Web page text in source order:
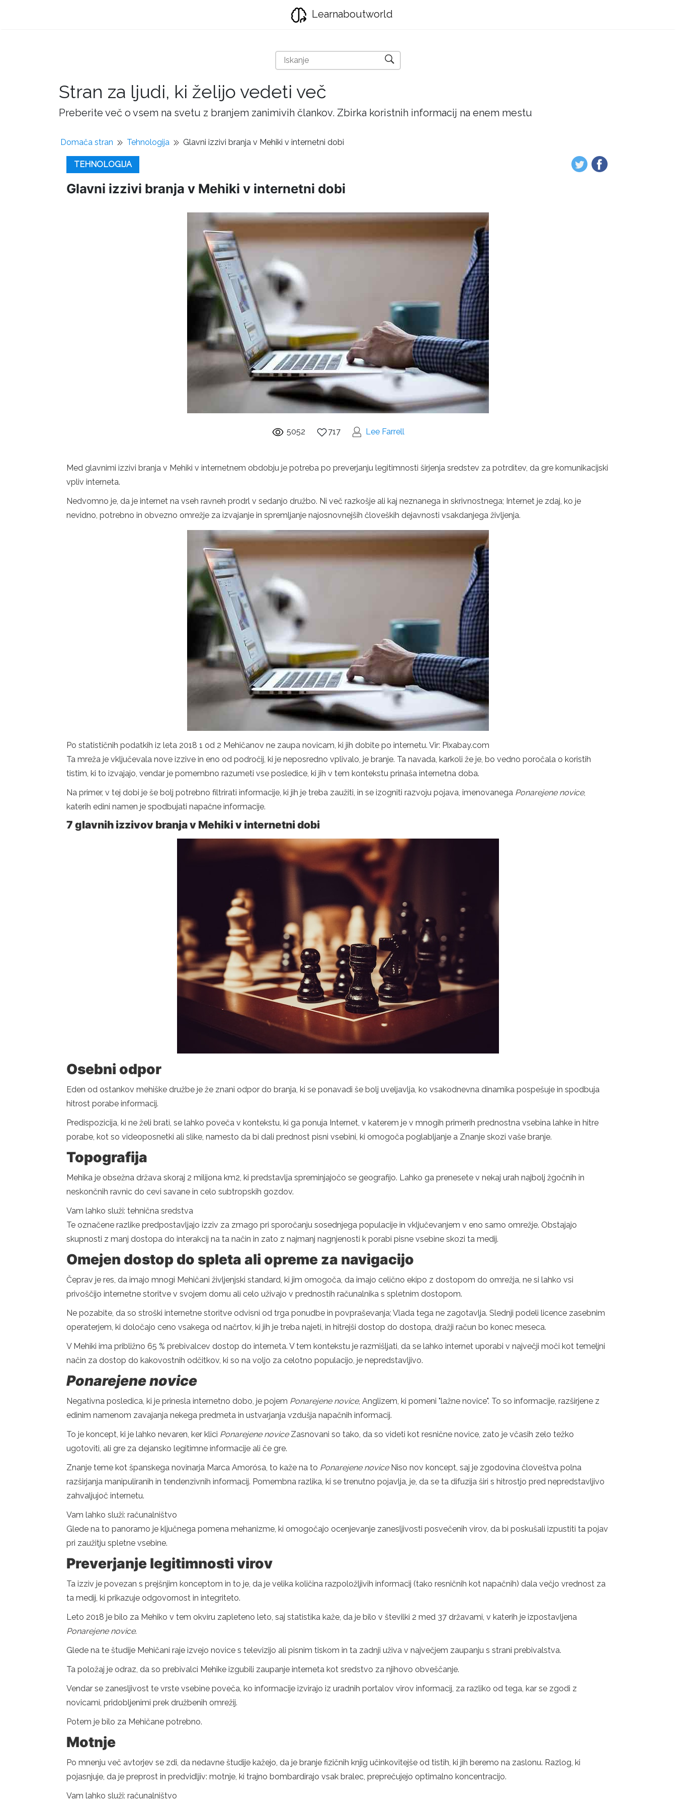
Learnaboutworld
Stran za ljudi, ki želijo vedeti več
Preberite več o vsem na svetu z branjem zanimivih člankov. Zbirka koristnih informacij na enem mestu
Domača stran Tehnologija Glavni izzivi branja v Mehiki v internetni dobi
TEHNOLOGIJA
Glavni izzivi branja v Mehiki v internetni dobi
5052 717 Lee Farrell
Med glavnimi izzivi branja v Mehiki v internetnem obdobju je potreba po preverjanju legitimnosti širjenja sredstev za potrditev, da gre komunikacijski
vpliv interneta.
Nedvomno je, da je internet na vseh ravneh prodrl v sedanjo družbo. Ni več razkošje ali kaj neznanega in skrivnostnega; Internet je zdaj, ko je
nevidno, potrebno in obvezno omrežje za izvajanje in spremljanje najosnovnejših človeških dejavnosti vsakdanjega življenja.
Po statističnih podatkih iz leta 2018 1 od 2 Mehičanov ne zaupa novicam, ki jih dobite po internetu. Vir: Pixabay.com
Ta mreža je vključevala nove izzive in eno od področij, ki je neposredno vplivalo, je branje. Ta navada, karkoli že je, bo vedno poročala o koristih
tistim, ki to izvajajo, vendar je pomembno razumeti vse posledice, ki jih v tem kontekstu prinaša internetna doba.
Na primer, v tej dobi je še bolj potrebno filtrirati informacije, ki jih je treba zaužiti, in se izogniti razvoju pojava, imenovanega Ponarejene novice,
katerih edini namen je spodbujati napačne informacije.
7 glavnih izzivov branja v Mehiki v internetni dobi
Osebni odpor
Eden od ostankov mehiške družbe je že znani odpor do branja, ki se ponavadi še bolj uveljavlja, ko vsakodnevna dinamika pospešuje in spodbuja
hitrost porabe informacij.
Predispozicija, ki ne želi brati, se lahko poveča v kontekstu, ki ga ponuja Internet, v katerem je v mnogih primerih prednostna vsebina lahke in hitre
porabe, kot so videoposnetki ali slike, namesto da bi dali prednost pisni vsebini, ki omogoča poglabljanje a Znanje skozi vaše branje.
Topografija
Mehika je obsežna država skoraj 2 milijona km2, ki predstavlja spreminjajočo se geografijo. Lahko ga prenesete v nekaj urah najbolj žgočnih in
neskončnih ravnic do cevi savane in celo subtropskih gozdov.
Vam lahko služi: tehnična sredstva
Te označene razlike predpostavljajo izziv za zmago pri sporočanju sosednjega populacije in vključevanjem v eno samo omrežje. Obstajajo
skupnosti z manj dostopa do interakcij na ta način in zato z najmanj nagnjenosti k porabi pisne vsebine skozi ta medij.
Omejen dostop do spleta ali opreme za navigacijo
Čeprav je res, da imajo mnogi Mehičani življenjski standard, ki jim omogoča, da imajo celično ekipo z dostopom do omrežja, ne si lahko vsi
privoščijo internetne storitve v svojem domu ali celo uživajo v prednostih računalnika s spletnim dostopom.
Ne pozabite, da so stroški internetne storitve odvisni od trga ponudbe in povpraševanja; Vlada tega ne zagotavlja. Slednji podeli licence zasebnim
operaterjem, ki določajo ceno vsakega od načrtov, ki jih je treba najeti, in hitrejši dostop do dostopa, dražji račun bo konec meseca.
V Mehiki ima približno 65 % prebivalcev dostop do interneta. V tem kontekstu je razmišljati, da se lahko internet uporabi v največji moči kot temeljni
način za dostop do kakovostnih odčitkov, ki so na voljo za celotno populacijo, je nepredstavljivo.
Ponarejene novice
Negativna posledica, ki je prinesla internetno dobo, je pojem Ponarejene novice, Anglizem, ki pomeni "lažne novice". To so informacije, razširjene z
edinim namenom zavajanja nekega predmeta in ustvarjanja vzdušja napačnih informacij.
To je koncept, ki je lahko nevaren, ker klici Ponarejene noviceZasnovani so tako, da so videti kot resnične novice, zato je včasih zelo težko
ugotoviti, ali gre za dejansko legitimne informacije ali če gre.
Znanje teme kot španskega novinarja Marca Amorósa, to kaže na to Ponarejene noviceNiso nov koncept, saj je zgodovina človeštva polna
razširjanja manipuliranih in tendenzivnih informacij. Pomembna razlika, ki se trenutno pojavlja, je, da se ta difuzija širi s hitrostjo pred nepredstavljivo
zahvaljujoč internetu.
Vam lahko služi: računalništvo
Glede na to panoramo je ključnega pomena mehanizme, ki omogočajo ocenjevanje zanesljivosti posvečenih virov, da bi poskušali izpustiti ta pojav
pri zaužitju spletne vsebine.
Preverjanje legitimnosti virov
Ta izziv je povezan s prejšnjim konceptom in to je, da je velika količina razpoložljivih informacij (tako resničnih kot napačnih) dala večjo vrednost za
ta medij, ki prikazuje odgovornost in integriteto.
Leto 2018 je bilo za Mehiko v tem okviru zapleteno leto, saj statistika kaže, da je bilo v številki 2 med 37 državami, v katerih je izpostavljena
Ponarejene novice.
Glede na te študije Mehičani raje izvejo novice s televizijo ali pisnim tiskom in ta zadnji uživa v največjem zaupanju s strani prebivalstva.
Ta položaj je odraz, da so prebivalci Mehike izgubili zaupanje interneta kot sredstvo za njihovo obveščanje.
Vendar se zanesljivost te vrste vsebine poveča, ko informacije izvirajo iz uradnih portalov virov informacij, za razliko od tega, kar se zgodi z
novicami, pridobljenimi prek družbenih omrežij.
Potem je bilo za Mehičane potrebno.
Motnje
Po mnenju več avtorjev se zdi, da nedavne študije kažejo, da je branje fizičnih knjig učinkovitejše od tistih, ki jih beremo na zaslonu. Razlog, ki
pojasnjuje, da je preprost in predvidljiv: motnje, ki trajno bombardirajo vsak bralec, preprečujejo optimalno koncentracijo.
Vam lahko služi: računalništvo